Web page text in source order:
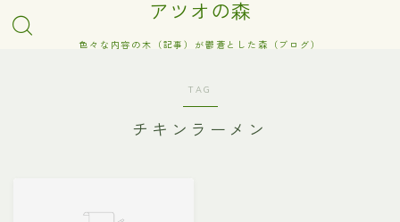
アツオの森
色々な内容の木（記事）が鬱蒼とした森（ブログ）
TAG
チキンラーメン